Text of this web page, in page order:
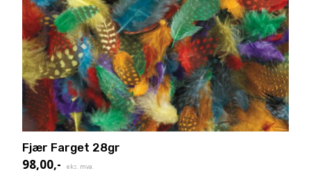
Fjær Farget 28gr
98,00,- eks. mva.